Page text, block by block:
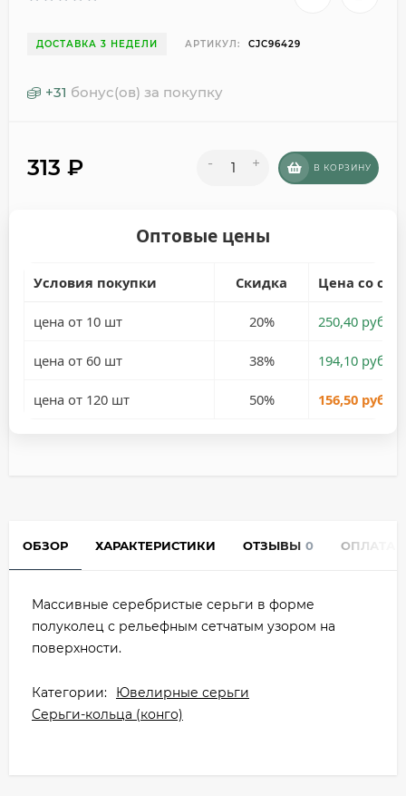
ДОСТАВКА 3 НЕДЕЛИ АРТИКУЛ: CJC96429
+31 бонус(ов) за покупку
313 ₽ - + В КОРЗИНУ
Оптовые цены
Условия покупки Скидка Цена со
цена от 10 шт 20% 250,40 руб.
цена от 60 шт 38% 194,10 руб.
цена от 120 шт 50% 156,50 руб.
ОБЗОР ХАРАКТЕРИСТИКИ ОТЗЫВЫ 0 ОПЛАТА
Массивные серебристые серьги в форме
полуколец с рельефным сетчатым узором на
поверхности.
Категории:
Ювелирные серьги
Серьги-кольца (конго)